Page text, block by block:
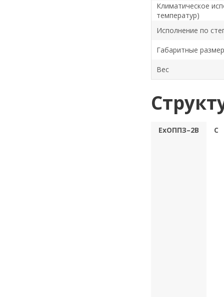
Климатическое
температур)
Исполнение по
Габаритные
Вес
ЕхОППЗ–2В С